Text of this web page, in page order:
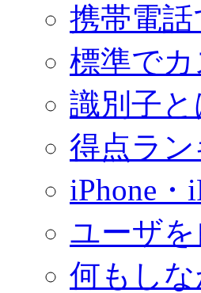
携帯電
標準で
識別子
得点ラ
iPhone
ユーザ
何もし